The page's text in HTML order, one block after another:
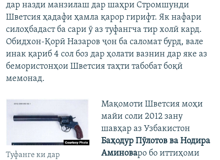
дар назди манзилаш дар шаҳри Стромшунди
Шветсия ҳадафи ҳамла қарор гирифт. Як нафари
силоҳбадаст ба сари ӯ аз туфангча тир холӣ кард.
Обидхон-Қорӣ Назаров ҷон ба саломат бурд, вале
инак қариб 4 сол боз дар ҳолати вазнин дар яке аз
бемористонҳои Шветсия таҳти табобат боқӣ
мемонад.
Туфанге ки дар
Мақомоти Шветсия моҳи
майи соли 2012 зану
шавҳар аз Узбакистон
Баҳодур Пӯлотов ва Нодира
Аминоваро бо иттиҳоми